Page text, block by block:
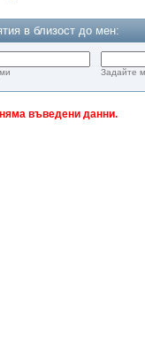
в близост до мен:
Задайте
въведени данни.